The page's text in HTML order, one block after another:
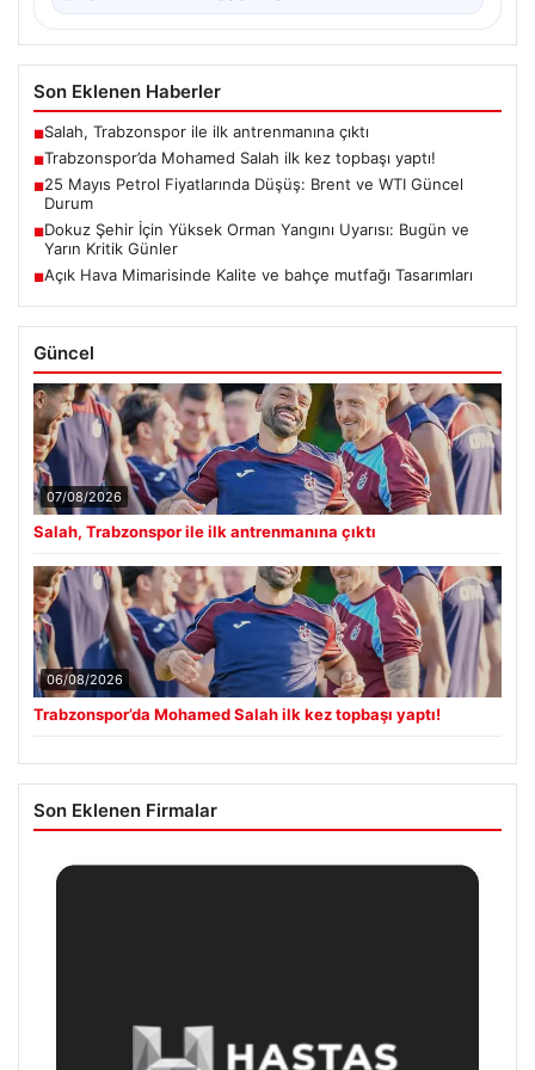
Son Eklenen Haberler
■Salah, Trabzonspor ile ilk antrenmanına çıktı
■Trabzonspor’da Mohamed Salah ilk kez topbaşı yaptı!
■25 Mayıs Petrol Fiyatlarında Düşüş: Brent ve WTI Güncel
Durum
■Dokuz Şehir İçin Yüksek Orman Yangını Uyarısı: Bugün ve
Yarın Kritik Günler
■Açık Hava Mimarisinde Kalite ve bahçe mutfağı Tasarımları
Güncel
07/08/2026
Salah, Trabzonspor ile ilk antrenmanına çıktı
06/08/2026
Trabzonspor’da Mohamed Salah ilk kez topbaşı yaptı!
Son Eklenen Firmalar